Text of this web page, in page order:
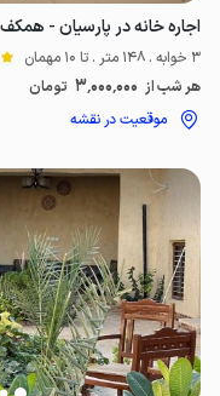
اجاره خانه در پارسیان - همکف
3 خوابه . 148 متر . تا 10 مهمان
هر شب از 3٬000٬000 تومان
موقعیت در نقشه